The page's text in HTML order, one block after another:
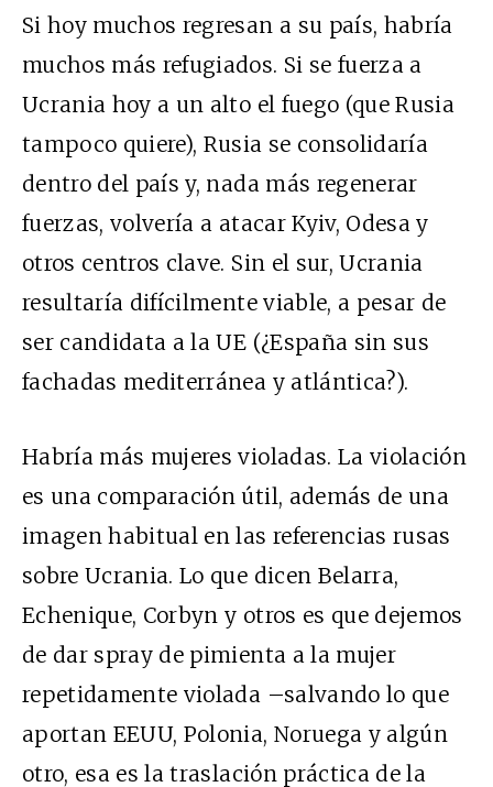
Si hoy muchos regresan a su país, habría
muchos más refugiados. Si se fuerza a
Ucrania hoy a un alto el fuego (que Rusia
tampoco quiere), Rusia se consolidaría
dentro del país y, nada más regenerar
fuerzas, volvería a atacar Kyiv, Odesa y
otros centros clave. Sin el sur, Ucrania
resultaría difícilmente viable, a pesar de
ser candidata a la UE (¿España sin sus
fachadas mediterránea y atlántica?).
Habría más mujeres violadas. La violación
es una comparación útil, además de una
imagen habitual en las referencias rusas
sobre Ucrania. Lo que dicen Belarra,
Echenique, Corbyn y otros es que dejemos
de dar spray de pimienta a la mujer
repetidamente violada –salvando lo que
aportan EEUU, Polonia, Noruega y algún
otro, esa es la traslación práctica de la